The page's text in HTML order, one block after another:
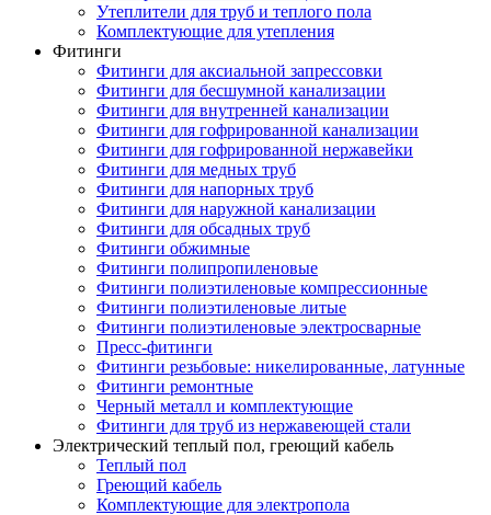
Утеплители для труб и теплого пола
Комплектующие для утепления
Фитинги
Фитинги для аксиальной запрессовки
Фитинги для бесшумной канализации
Фитинги для внутренней канализации
Фитинги для гофрированной канализации
Фитинги для гофрированной нержавейки
Фитинги для медных труб
Фитинги для напорных труб
Фитинги для наружной канализации
Фитинги для обсадных труб
Фитинги обжимные
Фитинги полипропиленовые
Фитинги полиэтиленовые компрессионные
Фитинги полиэтиленовые литые
Фитинги полиэтиленовые электросварные
Пресс-фитинги
Фитинги резьбовые: никелированные, латунные
Фитинги ремонтные
Черный металл и комплектующие
Фитинги для труб из нержавеющей стали
Электрический теплый пол, греющий кабель
Теплый пол
Греющий кабель
Комплектующие для электропола